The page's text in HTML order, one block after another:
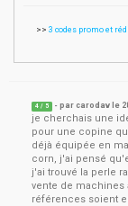
>> 3 codes promo et
4 / 5 - parcarodav le
je cherchais une
pour une copine
déjà équipée en
corn, j'ai pensé
j'ai trouvé la perle
vente de machines
références soient